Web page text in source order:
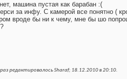
машина пустая как барабан :(
за инфу. С камерой все понятно (
вроде бы ни к чему, мне бы шо
редактировалось Sharaf; 18.12.2010 в20:10.